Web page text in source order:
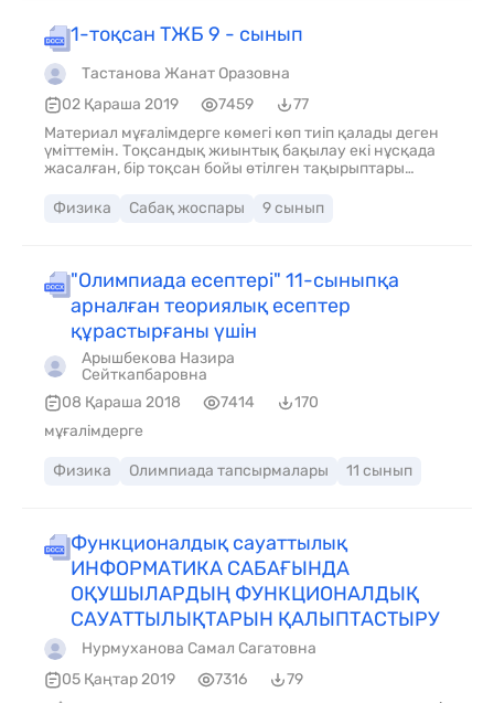
1-тоқсан ТЖБ 9 - сынып
Тастанова Жанат Оразовна
02 Қараша 2019
7459
77
Материал мұғалімдерге көмегі көп тиіп қалады деген
үміттемін. Тоқсандық жиынтық бақылау екі нұсқада
жасалған, бір тоқсан бойы өтілген тақырыптары
Физика
Сабақ жоспары 9 сынып
"Олимпиада есептері" 11-сыныпқа
арналған теориялық есептер
құрастырғаны үшін
Арышбекова Назира
Сейткапбаровна
08 Қараша 2018
7414
170
мұғалімдерге
Физика Олимпиада тапсырмалары 11 сынып
Функционалдық сауаттылық
ИНФОРМАТИКА САБАҒЫНДА
ОҚУШЫЛАРДЫҢ ФУНКЦИОНАЛДЫҚ
САУАТТЫЛЫҚТАРЫН ҚАЛЫПТАСТЫРУ
Нурмуханова Самал Сагатовна
05 Қаңтар 2019
7316
79